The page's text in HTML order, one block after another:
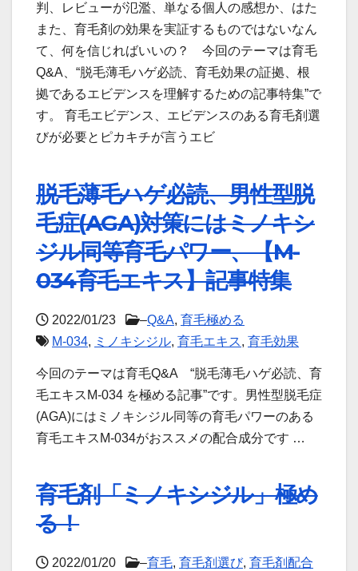
判、レビューが氾濫、単なる個人の感想か、はた
また、育毛剤の効果を実証するものではないなん
て、何を信じればいいの？ 今回のテーマは育毛
Q&A、“脱毛薄毛ハゲ必読、育毛効果の証拠、根
拠であるエビデンスを理解するための記事特集”で
す。 育毛エビデンス、エビデンスのある育毛剤選
びが必要とピカキチが言うエビ
脱毛薄毛ハゲ必読、男性型脱
毛症(AGA)対策にはミノキシ
ジル同等育毛パワー、【M-
034育毛エキス】記事特集
2022/01/23 –Q&A, 育毛極める
M-034, ミノキシジル, 育毛エキス, 育毛効果
今回のテーマは育毛Q&A “脱毛薄毛ハゲ必読、育
毛エキスM-034 を極める記事”です。男性型脱毛症
(AGA)にはミノキシジル同等の育毛パワーのある
育毛エキスM-034がおススメの配合成分です …
育毛剤「ミノキシジル」極め
る！
2022/01/20 –育毛, 育毛剤選び, 育毛剤配合